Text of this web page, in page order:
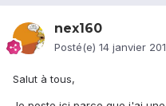
nex160
Posté(e) 14 janvier
Salut à tous,